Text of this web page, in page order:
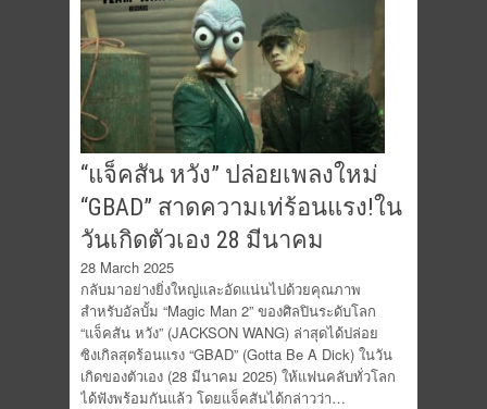
“แจ็คสัน หวัง” ปล่อยเพลงใหม่
“GBAD” สาดความเท่ร้อนแรง!ใน
วันเกิดตัวเอง 28 มีนาคม
28 March 2025
กลับมาอย่างยิ่งใหญ่และอัดแน่นไปด้วยคุณภาพ
สำหรับอัลบั้ม “Magic Man 2” ของศิลปินระดับโลก
“แจ็คสัน หวัง” (JACKSON WANG) ล่าสุดได้ปล่อย
ซิงเกิลสุดร้อนแรง “GBAD” (Gotta Be A Dick) ในวัน
เกิดของตัวเอง (28 มีนาคม 2025) ให้แฟนคลับทั่วโลก
ได้ฟังพร้อมกันแล้ว โดยแจ็คสันได้กล่าวว่า…